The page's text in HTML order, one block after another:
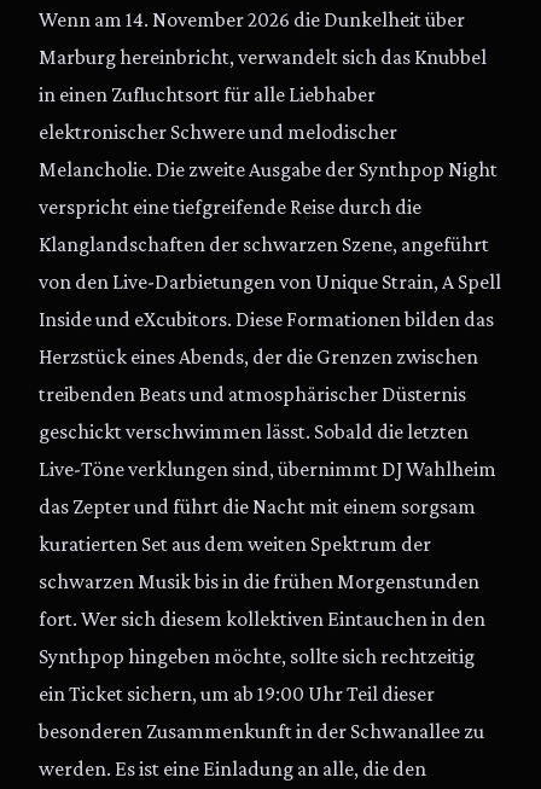
Wenn am 14. November 2026 die Dunkelheit über
Marburg hereinbricht, verwandelt sich das Knubbel
in einen Zufluchtsort für alle Liebhaber
elektronischer Schwere und melodischer
Melancholie. Die zweite Ausgabe der Synthpop Night
verspricht eine tiefgreifende Reise durch die
Klanglandschaften der schwarzen Szene, angeführt
von den Live-Darbietungen von Unique Strain, A Spell
Inside und eXcubitors. Diese Formationen bilden das
Herzstück eines Abends, der die Grenzen zwischen
treibenden Beats und atmosphärischer Düsternis
geschickt verschwimmen lässt. Sobald die letzten
Live-Töne verklungen sind, übernimmt DJ Wahlheim
das Zepter und führt die Nacht mit einem sorgsam
kuratierten Set aus dem weiten Spektrum der
schwarzen Musik bis in die frühen Morgenstunden
fort. Wer sich diesem kollektiven Eintauchen in den
Synthpop hingeben möchte, sollte sich rechtzeitig
ein Ticket sichern, um ab 19:00 Uhr Teil dieser
besonderen Zusammenkunft in der Schwanallee zu
werden. Es ist eine Einladung an alle, die den